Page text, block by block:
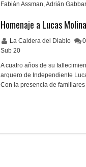
Fabián Assman, Adrián
Homenaje a Lucas Molina
La Caldera del Diablo 0
Sub 20
A cuatro años de su
arquero de Independiente
Con la presencia de